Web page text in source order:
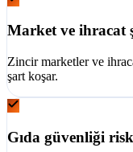
Market ve ihracat
Zincir marketler ve
şart koşar.
Gıda güvenliği